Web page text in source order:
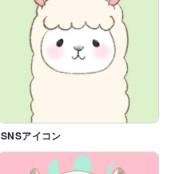
SNSアイコン